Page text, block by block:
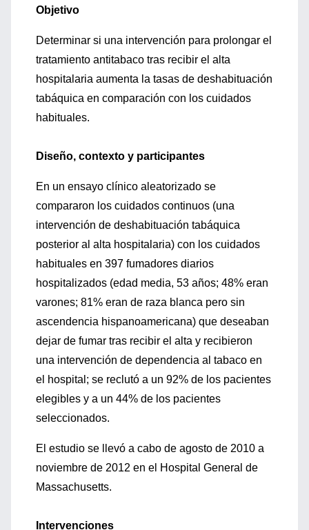
Objetivo
Determinar si una intervención para prolongar el
tratamiento antitabaco tras recibir el alta
hospitalaria aumenta la tasas de deshabituación
tabáquica en comparación con los cuidados
habituales.
Diseño, contexto y participantes
En un ensayo clínico aleatorizado se
compararon los cuidados continuos (una
intervención de deshabituación tabáquica
posterior al alta hospitalaria) con los cuidados
habituales en 397 fumadores diarios
hospitalizados (edad media, 53 años; 48% eran
varones; 81% eran de raza blanca pero sin
ascendencia hispanoamericana) que deseaban
dejar de fumar tras recibir el alta y recibieron
una intervención de dependencia al tabaco en
el hospital; se reclutó a un 92% de los pacientes
elegibles y a un 44% de los pacientes
seleccionados.
El estudio se llevó a cabo de agosto de 2010 a
noviembre de 2012 en el Hospital General de
Massachusetts.
Intervenciones